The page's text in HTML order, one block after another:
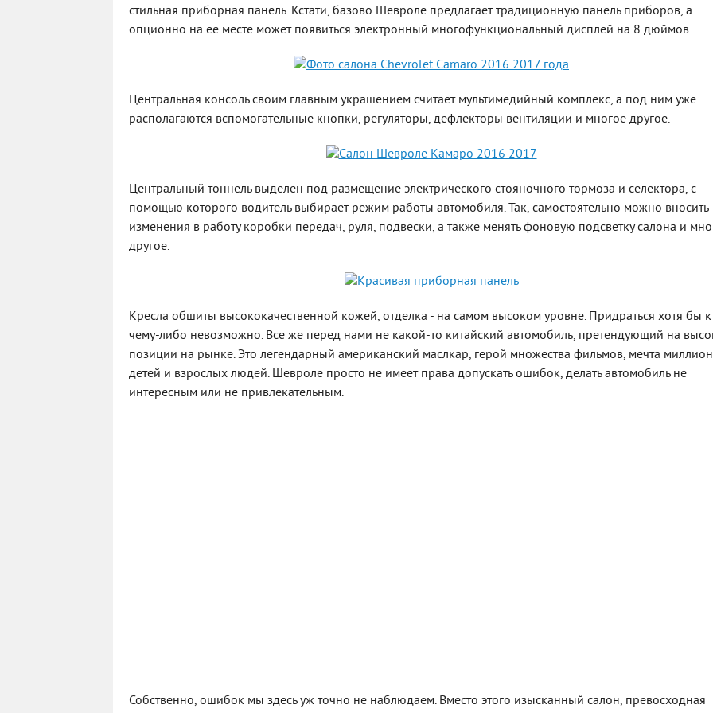
стильная приборная панель. Кстати, базово Шевроле предлагает традиционную панель приборов, а
опционно на ее месте может появиться электронный многофункциональный дисплей на 8 дюймов.
Центральная консоль своим главным украшением считает мультимедийный комплекс, а под ним уже
располагаются вспомогательные кнопки, регуляторы, дефлекторы вентиляции и многое другое.
Центральный тоннель выделен под размещение электрического стояночного тормоза и селектора, с
помощью которого водитель выбирает режим работы автомобиля. Так, самостоятельно можно вносить
изменения в работу коробки передач, руля, подвески, а также менять фоновую подсветку салона и
другое.
Кресла обшиты высококачественной кожей, отделка - на самом высоком уровне. Придраться хотя бы к
чему-либо невозможно. Все же перед нами не какой-то китайский автомобиль, претендующий на
позиции на рынке. Это легендарный американский маслкар, герой множества фильмов, мечта
детей и взрослых людей. Шевроле просто не имеет права допускать ошибок, делать автомобиль не
интересным или не привлекательным.
Собственно, ошибок мы здесь уж точно не наблюдаем. Вместо этого изысканный салон, превосходная